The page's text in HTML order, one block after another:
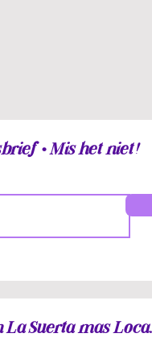
• Mis het niet!
Suerta mas Loca.